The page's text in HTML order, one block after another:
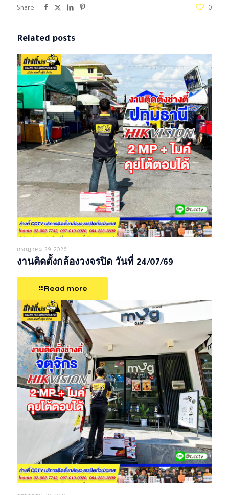
Share 0
Related posts
กรกฎาคม 29, 2026
งานติดตั้งกล้องวงจรปิด วันที่ 24/07/69
Read more